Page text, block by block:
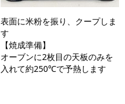
表面に米粉を振り、クープしま
す
【焼成準備】
オーブンに2枚目の天板のみを
入れて約250℃で予熱します